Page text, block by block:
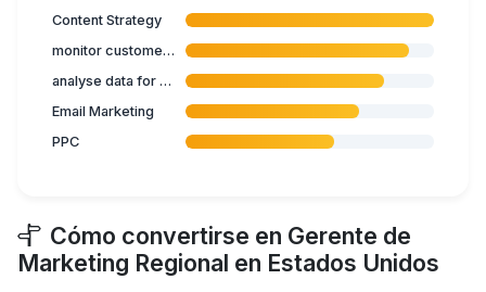
Content Strategy
monitor customer service
analyse data for policy decisions in trade
Email Marketing
PPC
Cómo convertirse en Gerente de
Marketing Regional en Estados Unidos